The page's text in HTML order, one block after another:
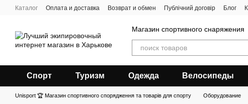
Перейти к основному контенту
Каталог Оплата и доставка Возврат и обмен Публічний договір Блог
Магазин спортивного снаряжения
Спорт Туризм Одежда Велосипеды
Unisport 🏆 Магазин спортивного спорядження та товарів для спорту Оборудование